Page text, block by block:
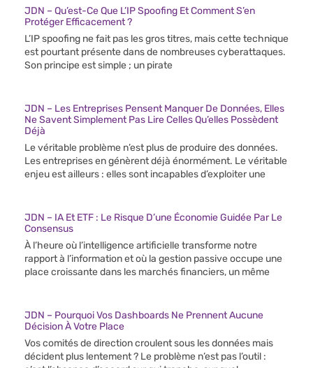
JDN – Qu’est-Ce Que L’IP Spoofing Et Comment S’en
Protéger Efficacement ?
L’IP spoofing ne fait pas les gros titres, mais cette technique
est pourtant présente dans de nombreuses cyberattaques.
Son principe est simple ; un pirate
JDN – Les Entreprises Pensent Manquer De Données, Elles
Ne Savent Simplement Pas Lire Celles Qu’elles Possèdent
Déjà
Le véritable problème n’est plus de produire des données.
Les entreprises en génèrent déjà énormément. Le véritable
enjeu est ailleurs : elles sont incapables d’exploiter une
JDN – IA Et ETF : Le Risque D’une Économie Guidée Par Le
Consensus
À l’heure où l’intelligence artificielle transforme notre
rapport à l’information et où la gestion passive occupe une
place croissante dans les marchés financiers, un même
JDN – Pourquoi Vos Dashboards Ne Prennent Aucune
Décision À Votre Place
Vos comités de direction croulent sous les données mais
décident plus lentement ? Le problème n’est pas l’outil :